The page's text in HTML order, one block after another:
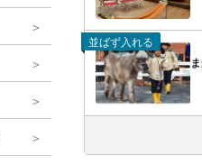
並ばず入れる